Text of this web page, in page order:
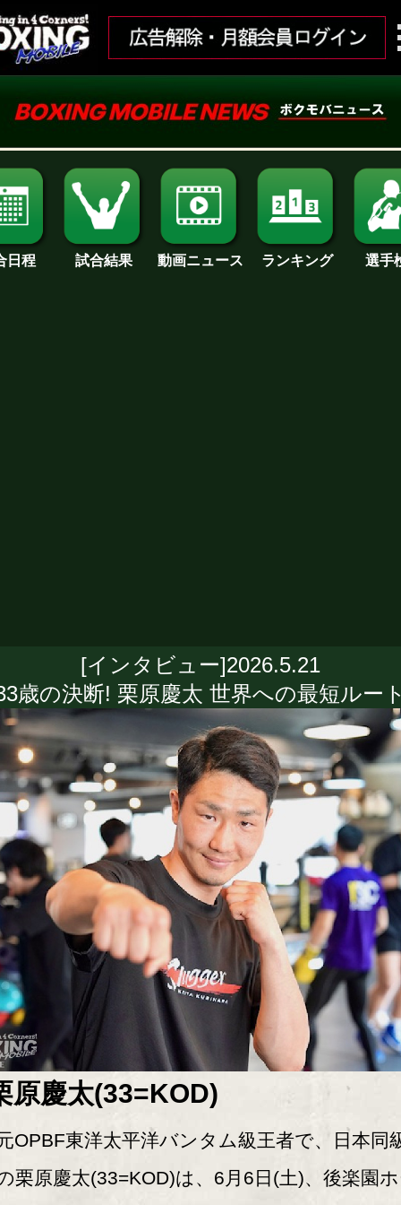
日程 試合結果 動画ニュース ランキング 選手
[インタビュー]2026.5.21
歳の決断! 栗原慶太 世界への最短ルー
原慶太(33=KOD)
東洋太平洋バンタム級王者で、日本同
栗原慶太(33=KOD)は、6月6日(土)、後楽園